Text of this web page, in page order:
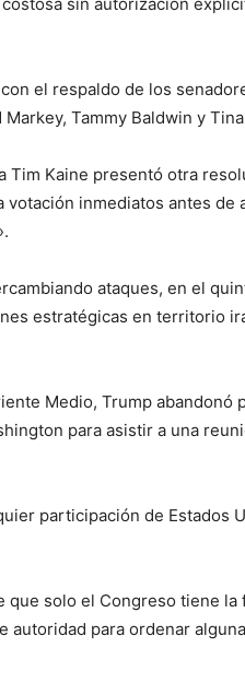
el respaldo de los
Tammy Baldwin y
Tim Kaine presentó otra
votación inmediatos antes de
ataques, en el
estratégicas en territorio
Medio, Trump abandonó
para asistir a una
participación de Estados
solo el Congreso tiene la
para ordenar